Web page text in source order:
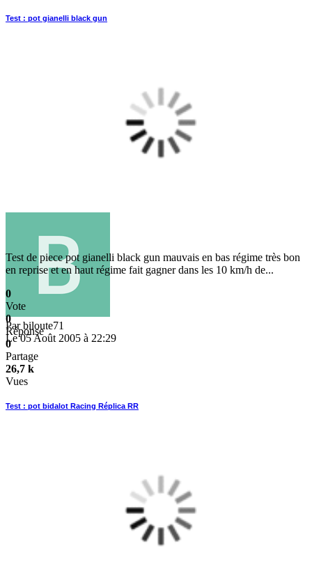
Test : pot gianelli black gun
Parbiloute71
Le 05 Août 2005 à 22:29
Test de piece pot gianelli black gun mauvais en bas régime très bon
en reprise et en haut régime fait gagner dans les 10 km/h de...
0
Vote
0
Réponse
0
Partage
26,7 k
Vues
Test : pot bidalot Racing Réplica RR